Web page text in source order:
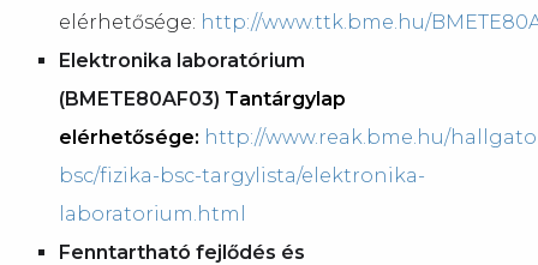
elérhetősége: http://www.ttk.bme.hu/
Elektronika laboratórium
(BMETE80AF03) Tantárgylap
elérhetősége: http://www.reak.bme.hu/
bsc/fizika-bsc-targylista/elektronika-
laboratorium.html
Fenntartható fejlődés és